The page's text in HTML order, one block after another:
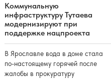
Коммунальную
инфраструктуру Тутаева
модернизируют при
поддержке нацпроекта
В Ярославле вода в доме стала
по-настоящему горячей после
жалобы в прокуратуру